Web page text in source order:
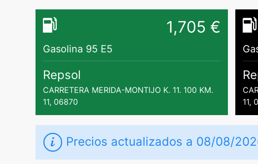
1,705 €
Gasolina 95 E5
Repsol
CARRETERA MERIDA-MONTIJO K. 11. 100 KM.
11, 06870
11,
Precios actualizados a 08/08/